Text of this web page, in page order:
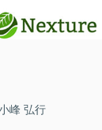
峰 弘行